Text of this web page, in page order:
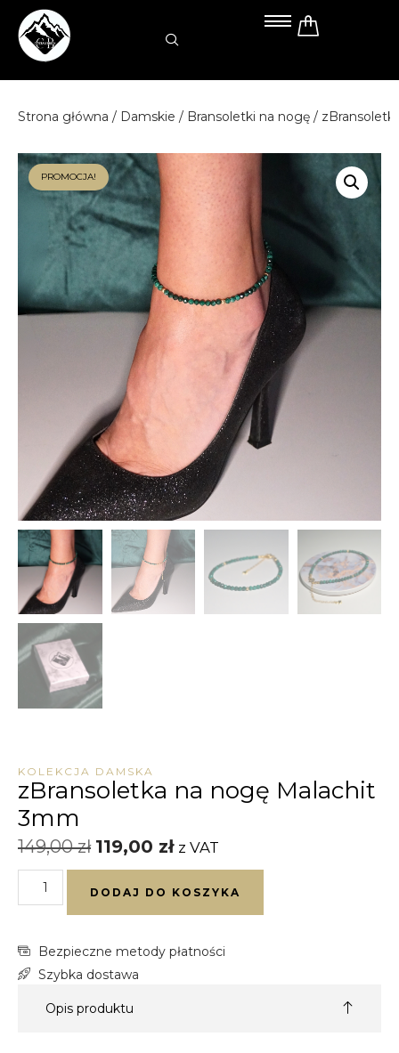
Przejdź
Strona główna / Damskie / Bransoletki na nogę /
PROMOCJA!
KOLEKCJA DAMSKA
zBransoletka na nogę Malachit
3mm
149,00zł 119,00 zł z VAT
DODAJ DO KOSZYKA
Bezpieczne metody płatności
Szybka dostawa
Opis produktu